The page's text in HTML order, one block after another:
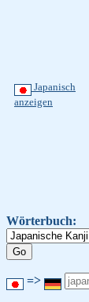
Japanisch
anzeigen
Wörterbuch:
=>